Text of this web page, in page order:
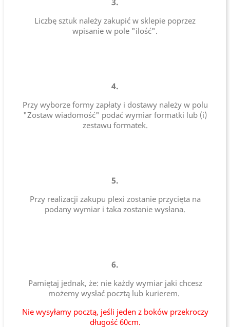
Liczbę sztuk należy zakupić w sklepie poprzez
wpisanie w pole "ilość".
4.
Przy wyborze formy zapłaty i dostawy należy w polu
"Zostaw wiadomość" podać wymiar formatki lub (i)
zestawu formatek.
5.
Przy realizacji zakupu plexi zostanie przycięta na
podany wymiar i taka zostanie wysłana.
6.
Pamiętaj jednak, że: nie każdy wymiar jaki chcesz
możemy wysłać pocztą lub kurierem.
Nie wysyłamy pocztą, jeśli jeden z boków przekroczy
długość 60cm.